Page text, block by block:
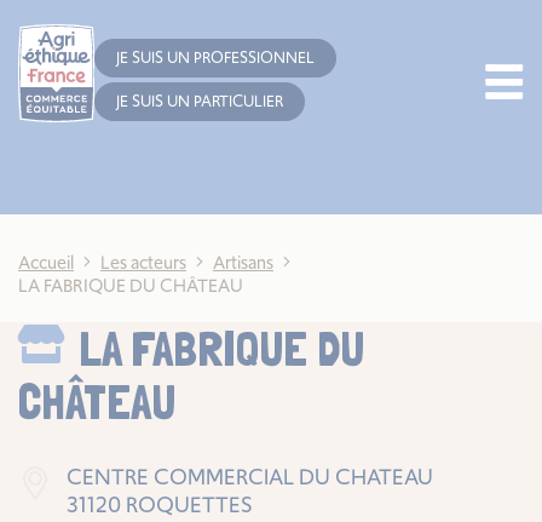
JE SUIS UN PROFESSIONNEL
JE SUIS UN PARTICULIER
Accueil Les acteurs
Artisans
LA FABRIQUE DU CHÂTEAU
LA FABRIQUE DU
CHÂTEAU
CENTRE COMMERCIAL DU CHATEAU
31120 ROQUETTES